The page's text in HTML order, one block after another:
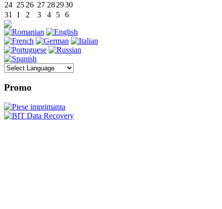
24 25 26 27 282930
31
1 2 3 4 5 6
Promo